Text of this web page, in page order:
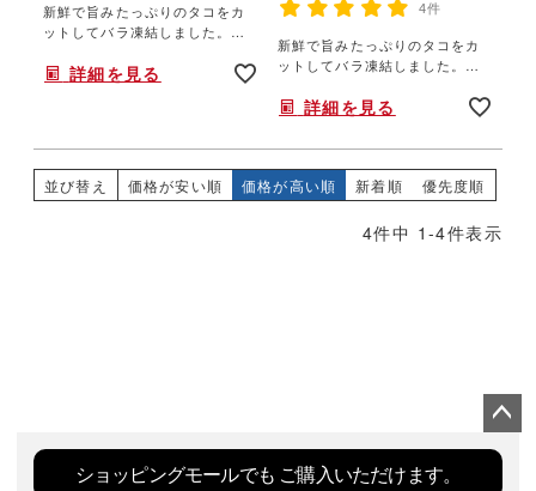
新鮮で旨みたっぷりのタコをカ
ットしてバラ凍結しました。使
便利！タコ焼きにぴったりの大
詳細を見る
4件
新鮮で旨みたっぷりのタコをカ
ットしてバラ凍結しました。使
便利！タコ焼きにぴったりの大
しが出ます♪
詳細を見る
並び替え 価格が安い順 価格が高い順 新着順 優先度順
4件中 1 -4件表示
ペー
ショッピングモールでも ご購入いただけます。